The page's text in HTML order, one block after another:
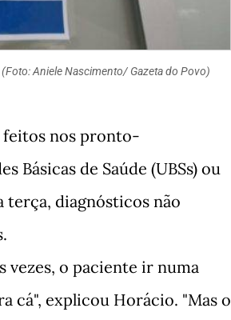
Aniele Nascimento/ Gazeta do Povo)
feitos nos pronto-
Básicas de Saúde (UBSs) ou
terça, diagnósticos não
vezes, o paciente ir numa
cá", explicou Horácio. "Mas o